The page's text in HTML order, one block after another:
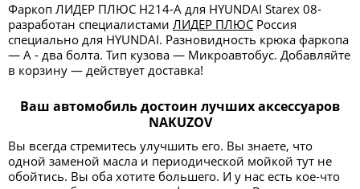
Фаркоп ЛИДЕР ПЛЮС H214-A для HYUNDAI Starex 08-
разработан специалистами ЛИДЕР ПЛЮС Россия
специально для HYUNDAI. Разновидность крюка фаркопа
— А - два болта. Тип кузова — Микроавтобус. Добавляйте
в корзину — действует доставка!
Ваш автомобиль достоин лучших аксессуаров
NAKUZOV
Вы всегда стремитесь улучшить его. Вы знаете, что
одной заменой масла и периодической мойкой тут не
обойтись. Вы оба хотите большего. И у нас есть кое-что